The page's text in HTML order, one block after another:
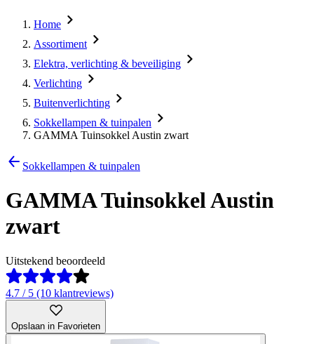
Home
Assortiment
Elektra, verlichting & beveiliging
Verlichting
Buitenverlichting
Sokkellampen & tuinpalen
GAMMA Tuinsokkel Austin zwart
Sokkellampen & tuinpalen
GAMMA Tuinsokkel Austin
zwart
Uitstekend beoordeeld
4.7 / 5 (10 klantreviews)
Opslaan in Favorieten